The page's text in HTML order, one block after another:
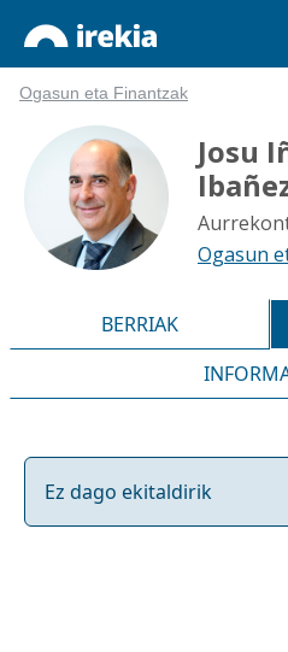
Ogasun eta Finantzak
Josu
Ogasun
BERRIAK
Ez dago ekitaldirik